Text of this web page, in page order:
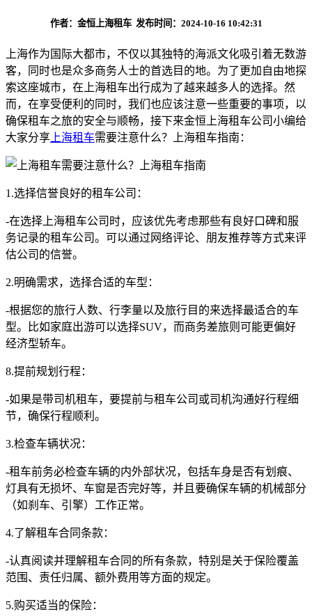
作者：金恒上海租车 发布时间：2024-10-16 10:42:31
上海作为国际大都市，不仅以其独特的海派文化吸引着无数游
客，同时也是众多商务人士的首选目的地。为了更加自由地探
索这座城市，在上海租车出行成为了越来越多人的选择。然
而，在享受便利的同时，我们也应该注意一些重要的事项，以
确保租车之旅的安全与顺畅，接下来金恒上海租车公司小编给
大家分享 上海租车需要注意什么？上海租车指南：
1.选择信誉良好的租车公司：
-在选择上海租车公司时，应该优先考虑那些有良好口碑和服
务记录的租车公司。可以通过网络评论、朋友推荐等方式来评
估公司的信誉。
2.明确需求，选择合适的车型：
-根据您的旅行人数、行李量以及旅行目的来选择最适合的车
型。比如家庭出游可以选择SUV，而商务差旅则可能更偏好
经济型轿车。
8.提前规划行程：
-如果是带司机租车，要提前与租车公司或司机沟通好行程细
节，确保行程顺利。
3.检查车辆状况：
-租车前务必检查车辆的内外部状况，包括车身是否有划痕、
灯具有无损坏、车窗是否完好等，并且要确保车辆的机械部分
（如刹车、引擎）工作正常。
4.了解租车合同条款：
-认真阅读并理解租车合同的所有条款，特别是关于保险覆盖
范围、责任归属、额外费用等方面的规定。
5.购买适当的保险：